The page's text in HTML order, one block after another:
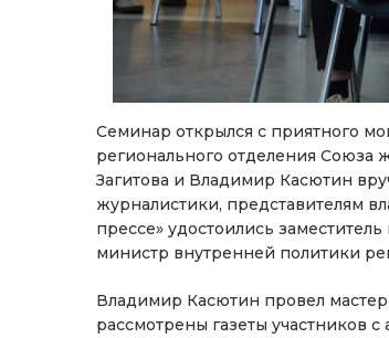
Семинар открылся с приятного
регионального отделения
Загитова и Владимир Касютин
журналистики, представителям
прессе» удостоились
министр внутренней политики
Владимир Касютин провел
рассмотрены газеты участников